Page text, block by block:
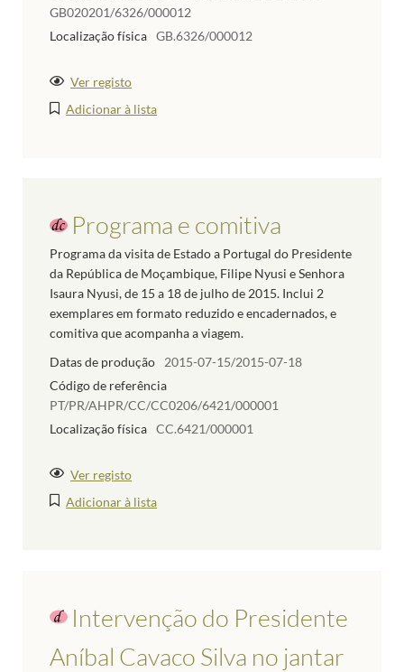
GB020201/6326/000012
Localização física GB.6326/000012
Ver registo
Adicionar à lista
Programa e comitiva
Programa da visita de Estado a Portugal do Presidente
da República de Moçambique, Filipe Nyusi e Senhora
Isaura Nyusi, de 15 a 18 de julho de 2015. Inclui 2
exemplares em formato reduzido e encadernados, e
comitiva que acompanha a viagem.
Datas de produção
2015-07-15/2015-07-18
Código de referência
PT/PR/AHPR/CC/CC0206/6421/000001
Localização física CC.6421/000001
Ver registo
Adicionar à lista
Intervenção do Presidente
Aníbal Cavaco Silva no jantar